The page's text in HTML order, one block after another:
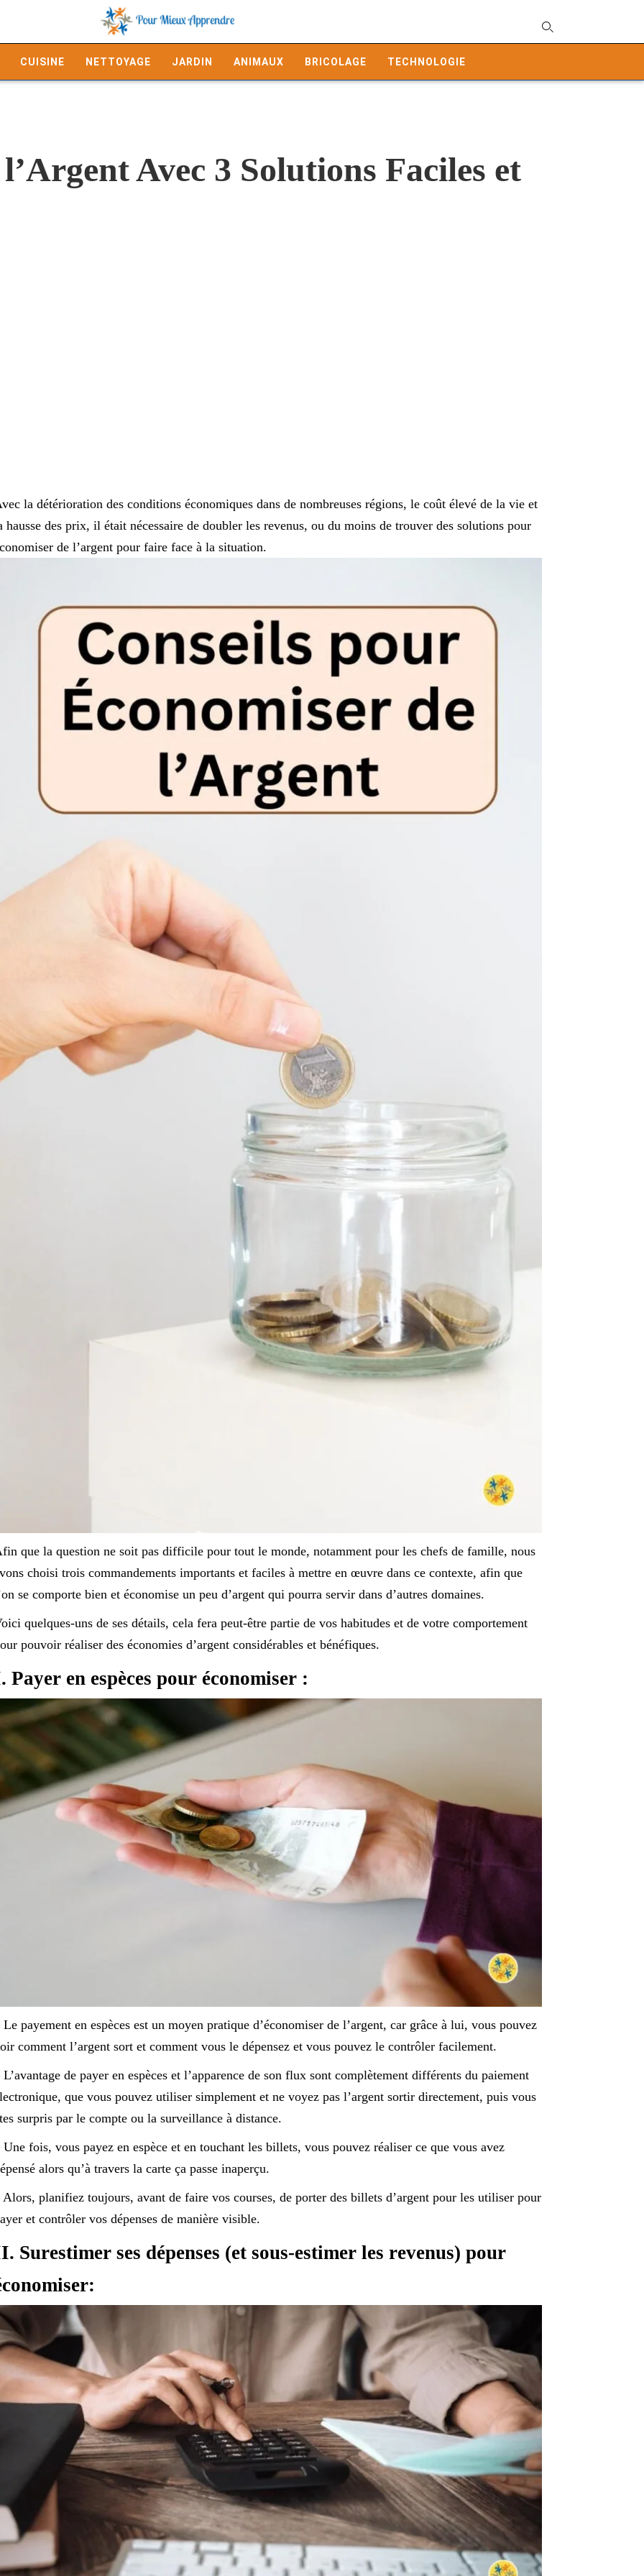
CUISINE NETTOYAGE JARDIN ANIMAUX BRICOLAGE TECHNOLOGIE
Avec 3 Solutions Faciles et
la détérioration des conditions économiques dans de nombreuses régions, le coût élevé de la vie et
hausse des prix, il était nécessaire de doubler les revenus, ou du moins de trouver des solutions pour
de l’argent pour faire face à la situation.
que la question ne soit pas difficile pour tout le monde, notamment pour les chefs de famille, nous
choisi trois commandements importants et faciles à mettre en œuvre dans ce contexte, afin que
se comporte bien et économise un peu d’argent qui pourra servir dans d’autres domaines.
quelques-uns de ses détails, cela fera peut-être partie de vos habitudes et de votre comportement
pouvoir réaliser des économies d’argent considérables et bénéfiques.
Payer en espèces pour économiser :
Le payement en espèces est un moyen pratique d’économiser de l’argent, car grâce à lui, vous pouvez
comment l’argent sort et comment vous le dépensez et vous pouvez le contrôler facilement.
L’avantage de payer en espèces et l’apparence de son flux sont complètement différents du paiement
que vous pouvez utiliser simplement et ne voyez pas l’argent sortir directement, puis vous
surpris par le compte ou la surveillance à distance.
Une fois, vous payez en espèce et en touchant les billets, vous pouvez réaliser ce que vous avez
alors qu’à travers la carte ça passe inaperçu.
Alors, planifiez toujours, avant de faire vos courses, de porter des billets d’argent pour les utiliser pour
et contrôler vos dépenses de manière visible.
Surestimer ses dépenses (et sous-estimer les revenus) pour